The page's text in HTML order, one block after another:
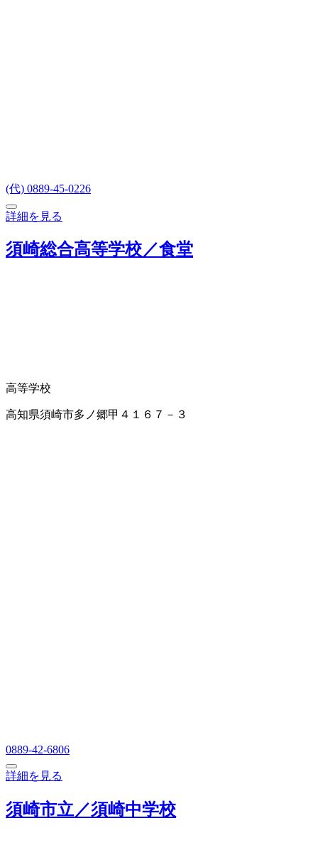
(代) 0889-45-0226
詳細を見る
須崎総合高等学校／食堂
高等学校
高知県須崎市多ノ郷甲４１６７－３
0889-42-6806
詳細を見る
須崎市立／須崎中学校